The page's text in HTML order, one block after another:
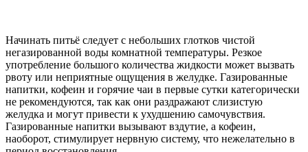
Начинать питьё следует с небольших глотков чистой
негазированной воды комнатной температуры. Резкое
употребление большого количества жидкости может вызвать
рвоту или неприятные ощущения в желудке. Газированные
напитки, кофеин и горячие чаи в первые сутки категорически
не рекомендуются, так как они раздражают слизистую
желудка и могут привести к ухудшению самочувствия.
Газированные напитки вызывают вздутие, а кофеин,
наоборот, стимулирует нервную систему, что нежелательно в